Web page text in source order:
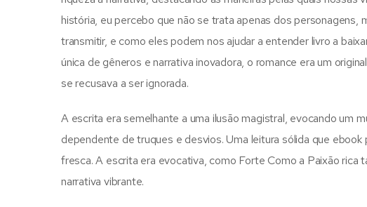
história, eu percebo que não se trata apenas dos
transmitir, e como eles podem nos ajudar a entender livro a
única de gêneros e narrativa inovadora, o romance era um
se recusava a ser ignorada.
A escrita era semelhante a uma ilusão magistral, evocando um
dependente de truques e desvios. Uma leitura sólida que
fresca. A escrita era evocativa, como Forte Como a Paixão
narrativa vibrante.